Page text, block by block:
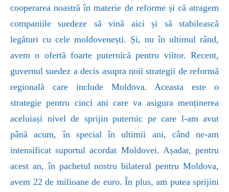
cooperarea noastră în materie de reforme și că atragem
companiile suedeze să vină aici și să stabilească
legături cu cele moldovenești. Și, nu în ultimul rând,
avem o ofertă foarte puternică pentru viitor. Recent,
guvernul suedez a decis asupra noii strategii de reformă
regională care include Moldova. Aceasta este o
strategie pentru cinci ani care va asigura menținerea
aceluiași nivel de sprijin puternic pe care l-am avut
până acum, în special în ultimii ani, când ne-am
intensificat suportul acordat Moldovei. Așadar, pentru
acest an, în pachetul nostru bilateral pentru Moldova,
avem 22 de milioane de euro. În plus, am putea sprijini